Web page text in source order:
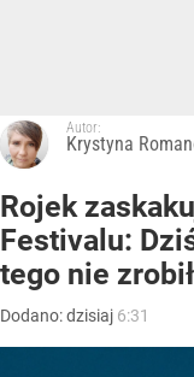
Autor:
Krystyna
Rojek
Festivalu:
tego nie zrobił
Dodano:dzisiaj 6:31